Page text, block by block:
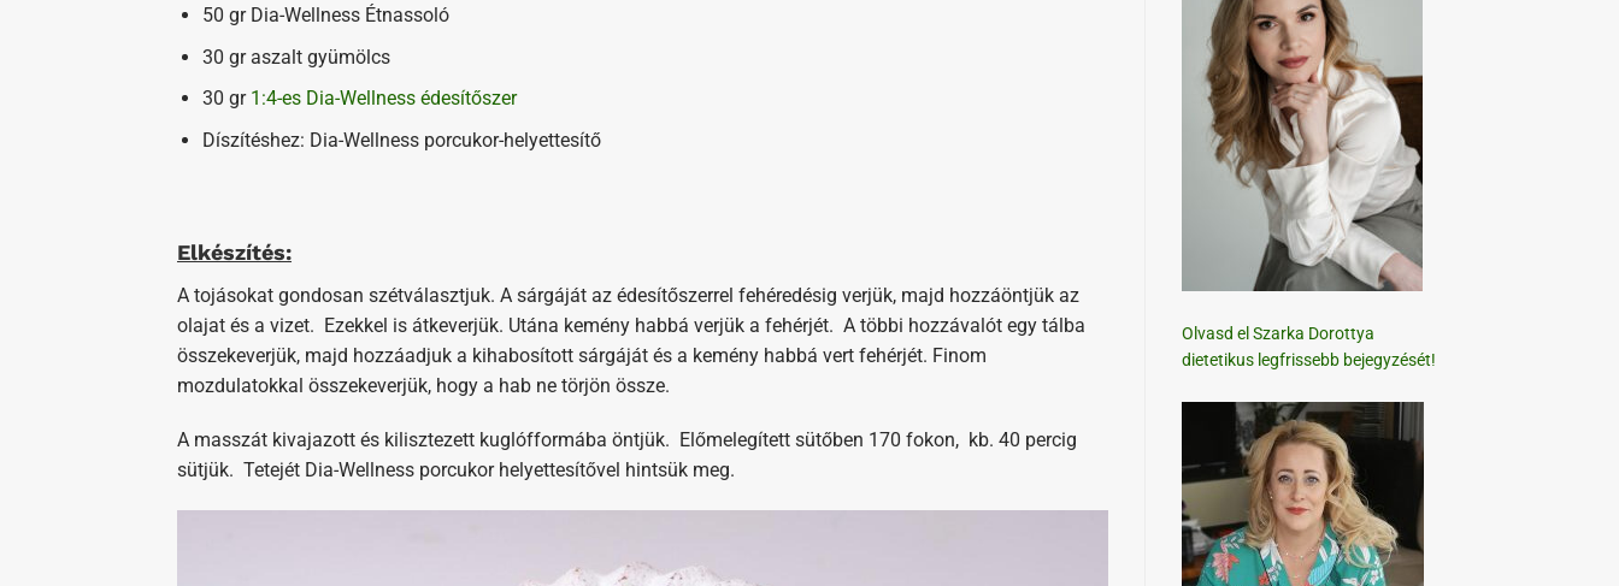
50 gr Dia-Wellness Étnassoló
30 gr aszalt gyümölcs
30 gr 1:4-es Dia-Wellness édesítőszer
Díszítéshez: Dia-Wellness porcukor-helyettesítő
Elkészítés:
A tojásokat gondosan szétválasztjuk. A sárgáját az édesítőszerrel fehéredésig verjük, majd hozzáöntjük az
olajat és a vizet. Ezekkel is átkeverjük. Utána kemény habbá verjük a fehérjét. A többi hozzávalót egy tálba
összekeverjük, majd hozzáadjuk a kihabosított sárgáját és a kemény habbá vert fehérjét. Finom
mozdulatokkal összekeverjük, hogy a hab ne törjön össze.
A masszát kivajazott és kilisztezett kuglófformába öntjük. Előmelegített sütőben 170 fokon, kb. 40 percig
sütjük. Tetejét Dia-Wellness porcukor helyettesítővel hintsük meg.
Olvasd el Szarka Dorottya
dietetikus legfrissebb bejegyzését!